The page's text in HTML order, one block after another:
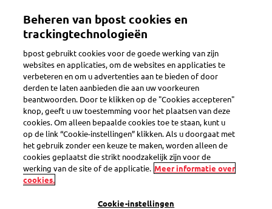
inhoud
Toggle navigation
Search
Pakje ontvangen
Leveringsvoorkeuren
Beheren van bpost cookies en
trackingtechnologieën
bpost gebruikt cookies voor de goede werking van zijn
websites en applicaties, om de websites en applicaties te
verbeteren en om u advertenties aan te bieden of door
derden te laten aanbieden die aan uw voorkeuren
beantwoorden. Door te klikken op de "Cookies accepteren"
knop, geeft u uw toestemming voor het plaatsen van deze
cookies. Om alleen bepaalde cookies toe te staan, kunt u
op de link “Cookie-instellingen” klikken. Als u doorgaat met
het gebruik zonder een keuze te maken, worden alleen de
cookies geplaatst die strikt noodzakelijk zijn voor de
werking van de site of de applicatie. Meer informatie over
cookies.
Cookie-instellingen